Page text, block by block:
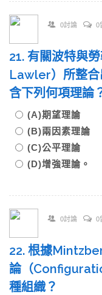
0討論 0
21. 有關波特與
Lawler）所整合
含下列何項理論
(A)期望理論
(B)兩因素理論
(C)公平理論
(D)增強理論。
0討論 0
22. 根據
論（
種組織？